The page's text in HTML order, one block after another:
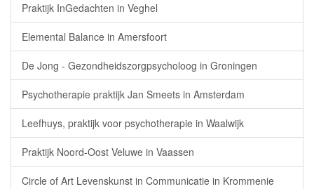
Praktijk InGedachten in Veghel
Elemental Balance in Amersfoort
De Jong - Gezondheidszorgpsycholoog in Groningen
Psychotherapie praktijk Jan Smeets in Amsterdam
Leefhuys, praktijk voor psychotherapie in Waalwijk
Praktijk Noord-Oost Veluwe in Vaassen
Circle of Art Levenskunst in Communicatie in Krommenie